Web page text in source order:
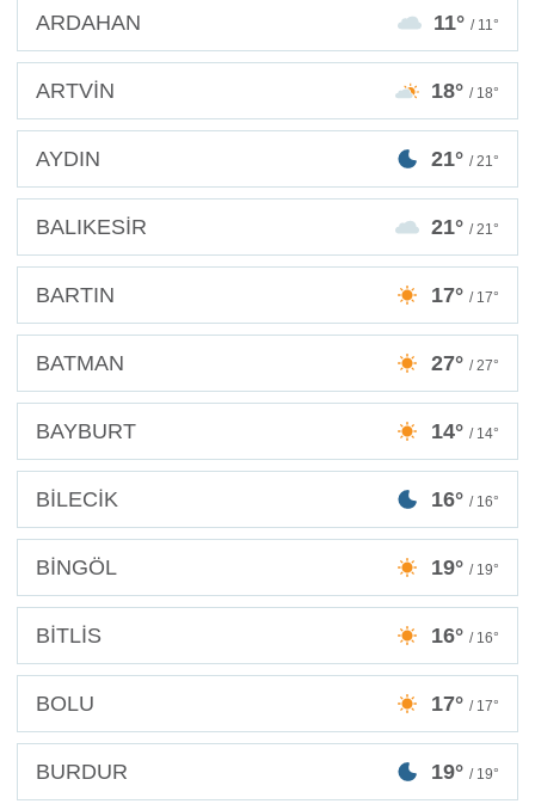
ARDAHAN 11° / 11°
ARTVİN 18° / 18°
AYDIN 21° / 21°
BALIKESİR 21° / 21°
BARTIN 17° / 17°
BATMAN 27° / 27°
BAYBURT 14° / 14°
BİLECİK 16° / 16°
BİNGÖL 19° / 19°
BİTLİS 16° / 16°
BOLU 17° / 17°
BURDUR 19° / 19°